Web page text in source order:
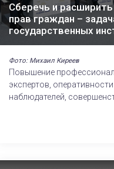
Сберечь и
прав граждан –
государственных
Фото: Михаил Киреев
Повышение
экспертов,
наблюдателей,